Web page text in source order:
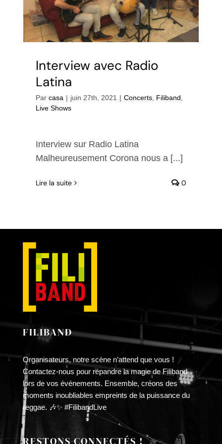
Interview avec Radio
Latina
Par casa | juin 27th, 2021 | Concerts, Filiband
Live Shows
Interview sur Radio Latina
Malheureusement Corona nous a [...]
Lire la suite 0
FILIBAND
Organisateurs, notre scène n’attend que vous !
Contactez-nous pour répandre la magie de Filiband
lors de vos événements. Ensemble, créons des
moments inoubliables empreints de la puissance du
reggae. 🎶✨ #FilibandLive
RESTONS CONNECTÉS !